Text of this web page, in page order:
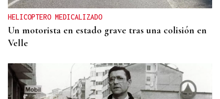
HELICOPTERO MEDICALIZADO
Un motorista en estado grave tras una colisión en
Velle